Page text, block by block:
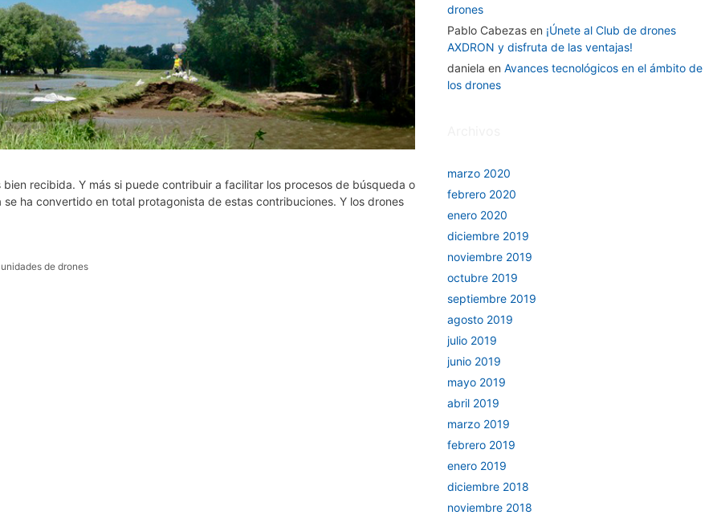
recibida. Y más si puede contribuir a facilitar los procesos de búsqueda o
ha convertido en total protagonista de estas contribuciones. Y los drones
unidades de drones
drones
Pablo Cabezas en ¡Únete al Club de drones
AXDRON y disfruta de las ventajas!
daniela en Avances tecnológicos en el ámbito de
los drones
marzo 2020
febrero 2020
enero 2020
diciembre 2019
noviembre 2019
octubre 2019
septiembre 2019
agosto 2019
julio 2019
junio 2019
mayo 2019
abril 2019
marzo 2019
febrero 2019
enero 2019
diciembre 2018
noviembre 2018